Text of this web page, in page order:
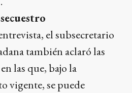
el subsecretario
también aclaró las
las que, bajo la
vigente, se puede